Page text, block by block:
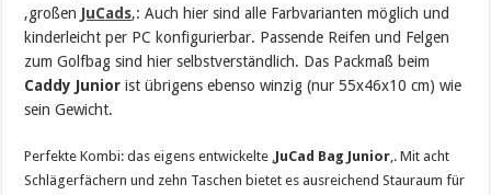
‚großen JuCads‚: Auch hier sind alle Farbvarianten möglich und
kinderleicht per PC konfigurierbar. Passende Reifen und Felgen
zum Golfbag sind hier selbstverständlich. Das Packmaß beim
Caddy Junior ist übrigens ebenso winzig (nur 55x46x10 cm) wie
sein Gewicht.
Perfekte Kombi: das eigens entwickelte ‚JuCad Bag Junior‚. Mit acht
Schlägerfächern und zehn Taschen bietet es ausreichend Stauraum für